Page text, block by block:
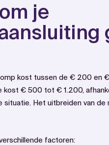
je
kost tussen de € 200 en
kost € 500 tot € 1.200,
situatie. Het uitbreiden van
factoren: